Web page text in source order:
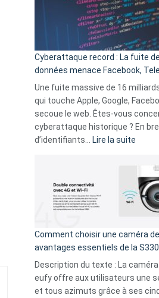
Le
Wrapped
Party
pour
comparer
vos
goûts
musicaux
avec
9
amis
Cyberattaque record : La fuite
données menace Facebook,
Une fuite massive de 16
qui touche Apple, Google,
secoue le web. Êtes-vous
cyberattaque historique ? En
d’identifiants…
Lire la suite
La
fuite
16
Comment choisir une caméra
avantages essentiels de la
Description du texte : La
eufy offre aux utilisateurs une
et tous azimuts grâce à ses